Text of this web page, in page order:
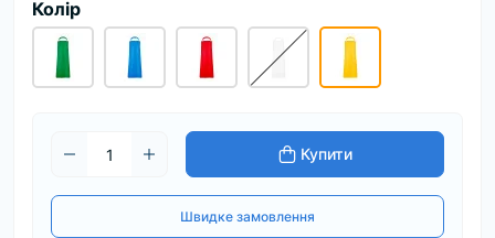
Колір
Купити
Швидке замовлення